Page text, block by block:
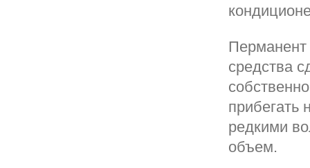
средства
прибегать
редкими
объем.